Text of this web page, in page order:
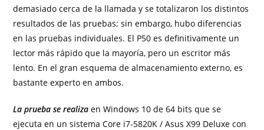
demasiado cerca de la llamada y se totalizaron los distintos
resultados de las pruebas; sin embargo, hubo diferencias
en las pruebas individuales. El P50 es definitivamente un
lector más rápido que la mayoría, pero un escritor más
lento. En el gran esquema de almacenamiento externo, es
bastante experto en ambos.
La prueba se realiza en Windows 10 de 64 bits que se
ejecuta en un sistema Core i7-5820K / Asus X99 Deluxe con